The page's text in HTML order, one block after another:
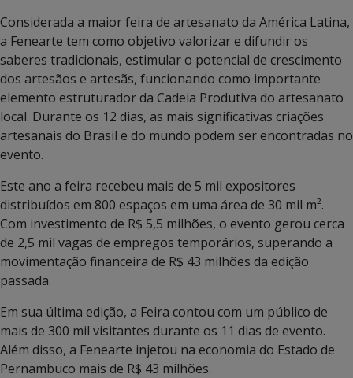
Considerada a maior feira de artesanato da América Latina,
a Fenearte tem como objetivo valorizar e difundir os
saberes tradicionais, estimular o potencial de crescimento
dos artesãos e artesãs, funcionando como importante
elemento estruturador da Cadeia Produtiva do artesanato
local. Durante os 12 dias, as mais significativas criações
artesanais do Brasil e do mundo podem ser encontradas no
evento.
Este ano a feira recebeu mais de 5 mil expositores
distribuídos em 800 espaços em uma área de 30 mil m².
Com investimento de R$ 5,5 milhões, o evento gerou cerca
de 2,5 mil vagas de empregos temporários, superando a
movimentação financeira de R$ 43 milhões da edição
passada.
Em sua última edição, a Feira contou com um público de
mais de 300 mil visitantes durante os 11 dias de evento.
Além disso, a Fenearte injetou na economia do Estado de
Pernambuco mais de R$ 43 milhões.